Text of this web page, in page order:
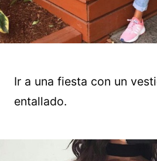
Ir a una fiesta con un
entallado.